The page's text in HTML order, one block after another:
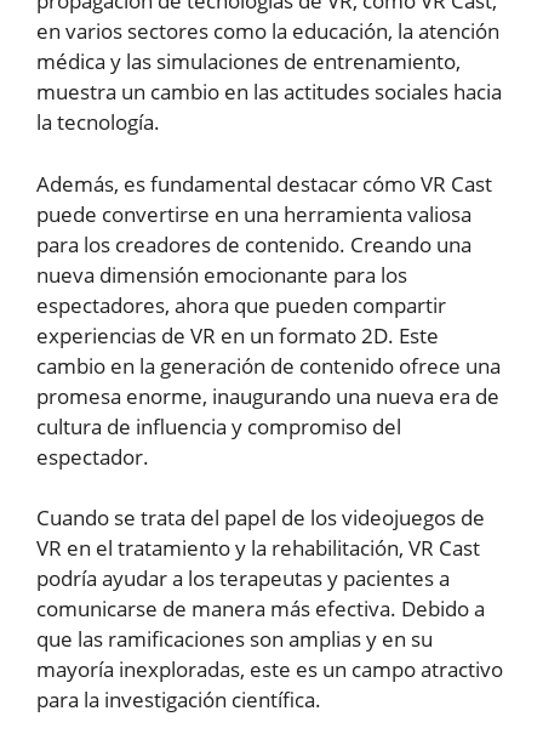
en varios sectores como la educación, la atención
médica y las simulaciones de entrenamiento,
muestra un cambio en las actitudes sociales hacia
la tecnología.
Además, es fundamental destacar cómo VR Cast
puede convertirse en una herramienta valiosa
para los creadores de contenido. Creando una
nueva dimensión emocionante para los
espectadores, ahora que pueden compartir
experiencias de VR en un formato 2D. Este
cambio en la generación de contenido ofrece una
promesa enorme, inaugurando una nueva era de
cultura de influencia y compromiso del
espectador.
Cuando se trata del papel de los videojuegos de
VR en el tratamiento y la rehabilitación, VR Cast
podría ayudar a los terapeutas y pacientes a
comunicarse de manera más efectiva. Debido a
que las ramificaciones son amplias y en su
mayoría inexploradas, este es un campo atractivo
para la investigación científica.